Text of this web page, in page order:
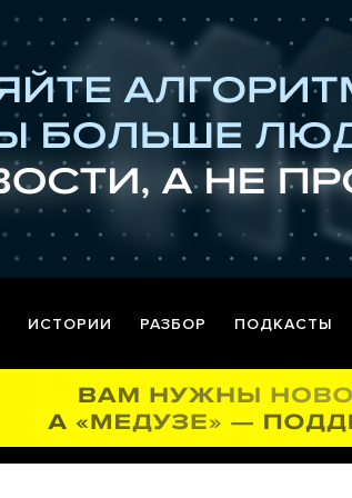
ИСТОРИИ РАЗБОР ПОДКАСТЫ